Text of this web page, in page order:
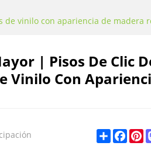
vinilo con apariencia de madera
| Pisos De Clic
Vinilo Con
Share